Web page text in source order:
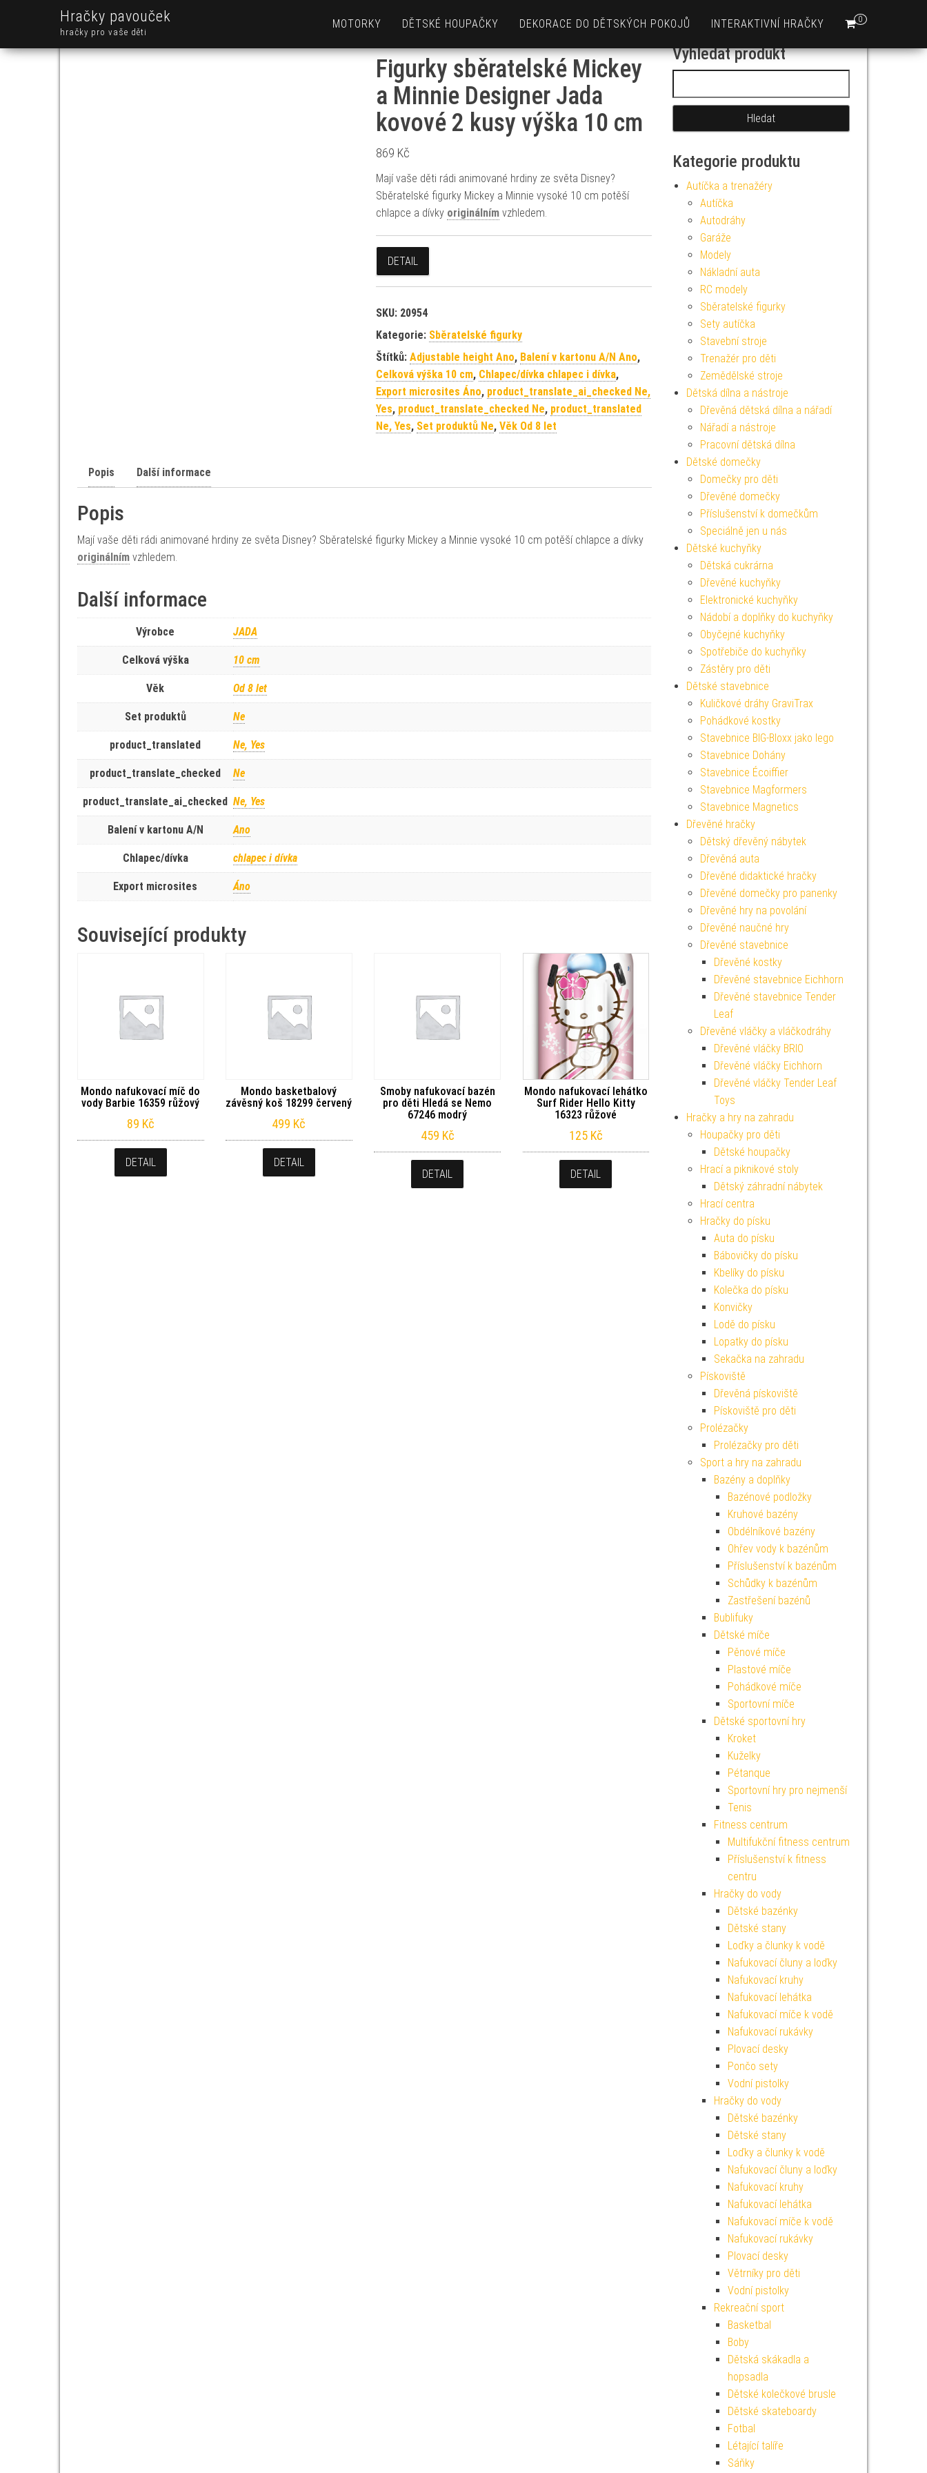
Hračky pavouček
hračky pro vaše děti
0
MOTORKY DĚTSKÉ HOUPAČKY DEKORACE DO DĚTSKÝCH POKOJŮ INTERAKTIVNÍ HRAČKY
Figurky sběratelské Mickey
a Minnie Designer Jada
kovové 2 kusy výška 10 cm
869 Kč
Mají vaše děti rádi animované hrdiny ze světa Disney?
Sběratelské figurky Mickey a Minnie vysoké 10 cm potěší
chlapce a dívky originálnímvzhledem.
DETAIL
SKU: 20954
Kategorie: Sběratelské figurky
Štítků: Adjustable height Ano, Balení v kartonu A/N Ano,
Celková výška 10 cm, Chlapec/dívka chlapec i dívka,
Export microsites Áno, product_translate_ai_checked Ne,
Yes, product_translate_checked Ne, product_translated
Ne, Yes, Set produktů Ne, Věk Od 8 let
Popis Další informace
Popis
Mají vaše děti rádi animované hrdiny ze světa Disney? Sběratelské figurky Mickey a Minnie vysoké 10 cm potěší chlapce a dívky
originálním vzhledem.
Další informace
Výrobce JADA
Celková výška 10 cm
Věk Od 8 let
Set produktů Ne
product_translated Ne, Yes
product_translate_checked Ne
product_translate_ai_checked Ne, Yes
Balení v kartonu A/N Ano
Chlapec/dívka chlapec i dívka
Export microsites Áno
Související produkty
Mondo nafukovací míč do
vody Barbie 16359 růžový
89 Kč
DETAIL
Mondo basketbalový
závěsný koš 18299 červený
499 Kč
DETAIL
Smoby nafukovací bazén
pro děti Hledá se Nemo
67246 modrý
459 Kč
DETAIL
Mondo nafukovací lehátko
Surf Rider Hello Kitty
16323 růžové
125 Kč
DETAIL
Vyhledat produkt
Kategorie produktu
Autíčka a trenažéry
Autíčka
Autodráhy
Garáže
Modely
Nákladní auta
RC modely
Sběratelské figurky
Sety autíčka
Stavební stroje
Trenažér pro děti
Zemědělské stroje
Dětská dílna a nástroje
Dřevěná dětská dílna a nářadí
Nářadí a nástroje
Pracovní dětská dílna
Dětské domečky
Domečky pro děti
Dřevěné domečky
Příslušenství k domečkům
Speciálně jen u nás
Dětské kuchyňky
Dětská cukrárna
Dřevěné kuchyňky
Elektronické kuchyňky
Nádobí a doplňky do kuchyňky
Obyčejné kuchyňky
Spotřebiče do kuchyňky
Zástěry pro děti
Dětské stavebnice
Kuličkové dráhy GraviTrax
Pohádkové kostky
Stavebnice BIG-Bloxx jako lego
Stavebnice Dohány
Stavebnice Écoiffier
Stavebnice Magformers
Stavebnice Magnetics
Dřevěné hračky
Dětský dřevěný nábytek
Dřevěná auta
Dřevěné didaktické hračky
Dřevěné domečky pro panenky
Dřevěné hry na povolání
Dřevěné naučné hry
Dřevěné stavebnice
Dřevěné kostky
Dřevěné stavebnice Eichhorn
Dřevěné stavebnice Tender
Leaf
Dřevěné vláčky a vláčkodráhy
Dřevěné vláčky BRIO
Dřevěné vláčky Eichhorn
Dřevěné vláčky Tender Leaf
Toys
Hračky a hry na zahradu
Houpačky pro děti
Dětské houpačky
Hrací a piknikové stoly
Dětský záhradní nábytek
Hrací centra
Hračky do písku
Auta do písku
Bábovičky do písku
Kbelíky do písku
Kolečka do písku
Konvičky
Lodě do písku
Lopatky do písku
Sekačka na zahradu
Pískoviště
Dřevěná pískoviště
Pískoviště pro děti
Prolézačky
Prolézačky pro děti
Sport a hry na zahradu
Bazény a doplňky
Bazénové podložky
Kruhové bazény
Obdélníkové bazény
Ohřev vody k bazénům
Příslušenství k bazénům
Schůdky k bazénům
Zastřešení bazénů
Bublifuky
Dětské míče
Pěnové míče
Plastové míče
Pohádkové míče
Sportovní míče
Dětské sportovní hry
Kroket
Kuželky
Pétanque
Sportovní hry pro nejmenší
Tenis
Fitness centrum
Multifukční fitness centrum
Příslušenství k fitness
centru
Hračky do vody
Dětské bazénky
Dětské stany
Loďky a člunky k vodě
Nafukovací čluny a loďky
Nafukovací kruhy
Nafukovací lehátka
Nafukovací míče k vodě
Nafukovací rukávky
Plovací desky
Pončo sety
Vodní pistolky
Hračky do vody
Dětské bazénky
Dětské stany
Loďky a člunky k vodě
Nafukovací čluny a loďky
Nafukovací kruhy
Nafukovací lehátka
Nafukovací míče k vodě
Nafukovací rukávky
Plovací desky
Větrníky pro děti
Vodní pistolky
Rekreační sport
Basketbal
Boby
Dětská skákadla a
hopsadla
Dětské kolečkové brusle
Dětské skateboardy
Fotbal
Létající talíře
Sáňky